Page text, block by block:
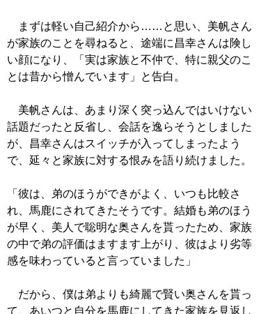
まずは軽い自己紹介から……と思い、美帆さん
が家族のことを尋ねると、途端に昌幸さんは険し
い顔になり、「実は家族と不仲で、特に親父のこ
とは昔から憎んでいます」と告白。
美帆さんは、あまり深く突っ込んではいけない
話題だったと反省し、会話を逸らそうとしました
が、昌幸さんはスイッチが入ってしまったよう
で、延々と家族に対する恨みを語り続けました。
「彼は、弟のほうができがよく、いつも比較さ
れ、馬鹿にされてきたそうです。結婚も弟のほう
が早く、美人で聡明な奥さんを貰ったため、家族
の中で弟の評価はますます上がり、彼はより劣等
感を味わっていると言っていました」
だから、僕は弟よりも綺麗で賢い奥さんを貰っ
て、あいつと自分を馬鹿にしてきた家族を見返し